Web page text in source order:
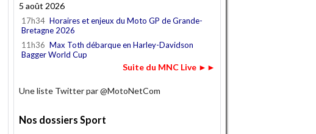
5 août 2026
17h34 Horaires et enjeux du Moto GP de Grande-
Bretagne 2026
11h36 Max Toth débarque en Harley-Davidson
Bagger World Cup
Suite du MNC Live ►►
Une liste Twitter par @MotoNetCom
Nos dossiers Sport